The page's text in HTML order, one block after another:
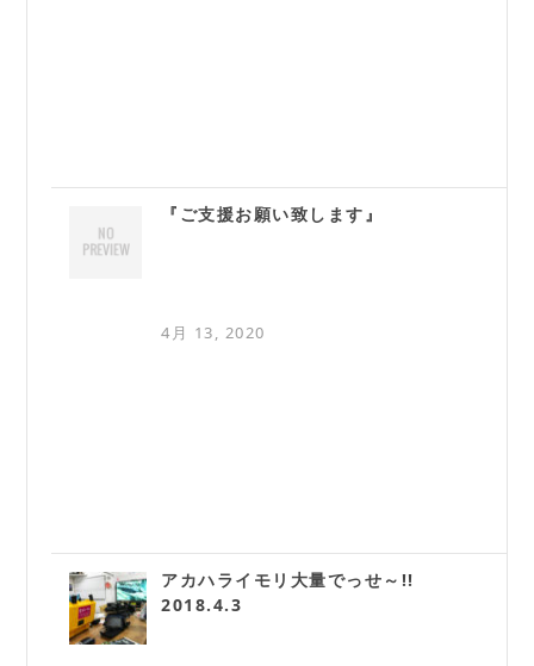
『ご支援お願い致します』
4月 13, 2020
アカハライモリ大量でっせ～!!
2018.4.3